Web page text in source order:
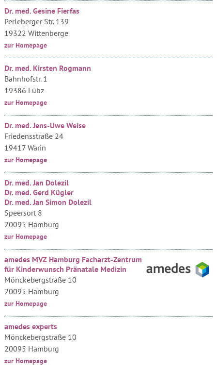
Dr. med. Gesine Fierfas
Perleberger Str. 139
19322 Wittenberge
zur Homepage
Dr. med. Kirsten Rogmann
Bahnhofstr. 1
19386 Lübz
zur Homepage
Dr. med. Jens-Uwe Weise
Friedensstraße 24
19417 Warin
zur Homepage
Dr. med. Jan Dolezil
Dr. med. Gerd Kügler
Dr. med. Jan Simon Dolezil
Speersort 8
20095 Hamburg
zur Homepage
amedes MVZ Hamburg Facharzt-Zentrum
für Kinderwunsch Pränatale Medizin
Mönckebergstraße 10
20095 Hamburg
zur Homepage
amedes experts
Mönckebergstraße 10
20095 Hamburg
zur Homepage